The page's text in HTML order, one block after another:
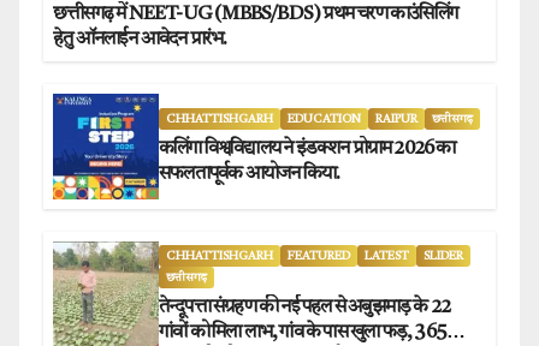
छत्तीसगढ़ में NEET-UG (MBBS/BDS) प्रथम चरण काउंसिलिंग
हेतु ऑनलाईन आवेदन प्रारंभ.
CHHATTISHGARH EDUCATION RAIPUR छत्तीसगढ़
कलिंगा विश्वविद्यालय ने इंडक्शन प्रोग्राम 2026 का
सफलतापूर्वक आयोजन किया.
CHHATTISHGARH FEATURED LATEST
SLIDER
छत्तीसगढ़
तेन्दूपत्ता संग्रहण की नई पहल से अबुझमाड़ के 22
गांवों को मिला लाभ, गांव के पास खुला फड़, 365